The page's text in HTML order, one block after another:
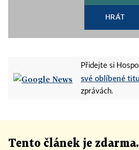
HRÁT
Přidejte si
své oblíbené
zprávách.
Tento článek je